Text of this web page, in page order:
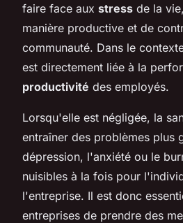
faire face aux stress de la
manière productive et de
communauté. Dans le
est directement liée à la
productivité des employés.
Lorsqu'elle est négligée, la
entraîner des problèmes plus
dépression, l'anxiété ou le
nuisibles à la fois pour
l'entreprise. Il est donc
entreprises de prendre des